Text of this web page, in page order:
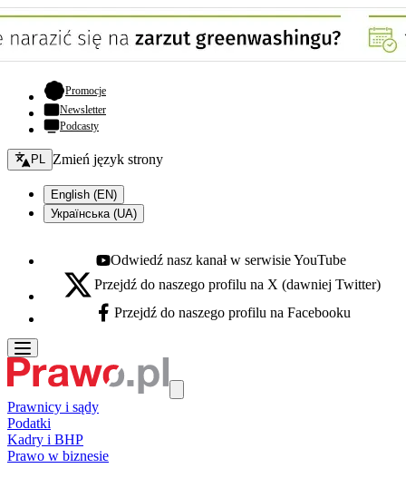
Promocje- otwiera się w nowej karcie
Newsletter
Podcasty
Zmień język - bieżący:
PL Zmień język strony
English (EN)
Українська (UA)
Youtube - otwiera się w nowej karcie
Odwiedź nasz kanał w serwisie YouTube
X - otwiera się w nowej karcie
Przejdź do naszego profilu na X (dawniej Twitter)
Facebook - otwiera się w nowej karcie
Przejdź do naszego profilu na Facebooku
Prawnicy i sądy
Podatki
Kadry i BHP
Prawo w biznesie